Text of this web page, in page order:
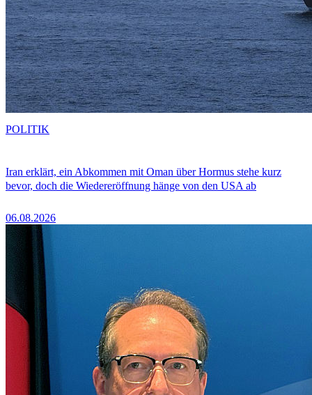
Iran erklärt, ein Abkommen mit Oman über Hormus stehe kurz
bevor, doch die Wiedereröffnung hänge von den USA ab
06.08.2026
POLITIK